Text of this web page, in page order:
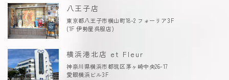
八王子店
東京都八王子市横山町18-2 フォーリア3F
(1F 伊勢屋呉服店)
横浜港北店 et Fleur
神奈川県横浜市都筑区茅ヶ崎中央26-17
愛眼横浜ビル3F